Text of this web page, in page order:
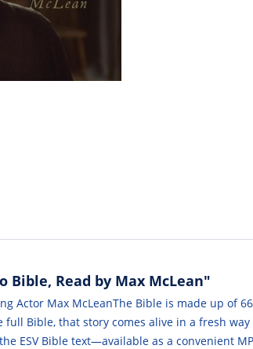
Read by Max McLean"
Actor Max McLeanThe Bible is made up of
Bible, that story comes alive in a fresh
ESV Bible text—available as a convenient